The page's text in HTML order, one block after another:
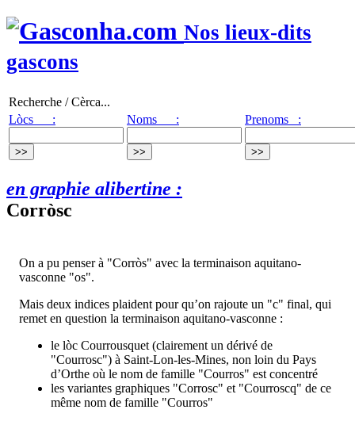
Nos lieux-dits
gascons
Recherche / Cèrca...
Lòcs :
Noms : Prenoms :
en graphie alibertine :
Corròsc
On a pu penser à "Corròs" avec la terminaison aquitano-
vasconne "os".
Mais deux indices plaident pour qu’on rajoute un "c" final, qui
remet en question la terminaison aquitano-vasconne :
le lòc Courrousquet (clairement un dérivé de
"Courrosc") à Saint-Lon-les-Mines, non loin du Pays
d’Orthe où le nom de famille "Courros" est concentré
les variantes graphiques "Corrosc" et "Courroscq" de ce
même nom de famille "Courros"